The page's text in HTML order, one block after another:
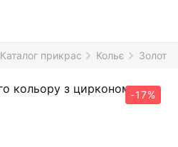
Каталог прикрас Кольє Золоте
-17%